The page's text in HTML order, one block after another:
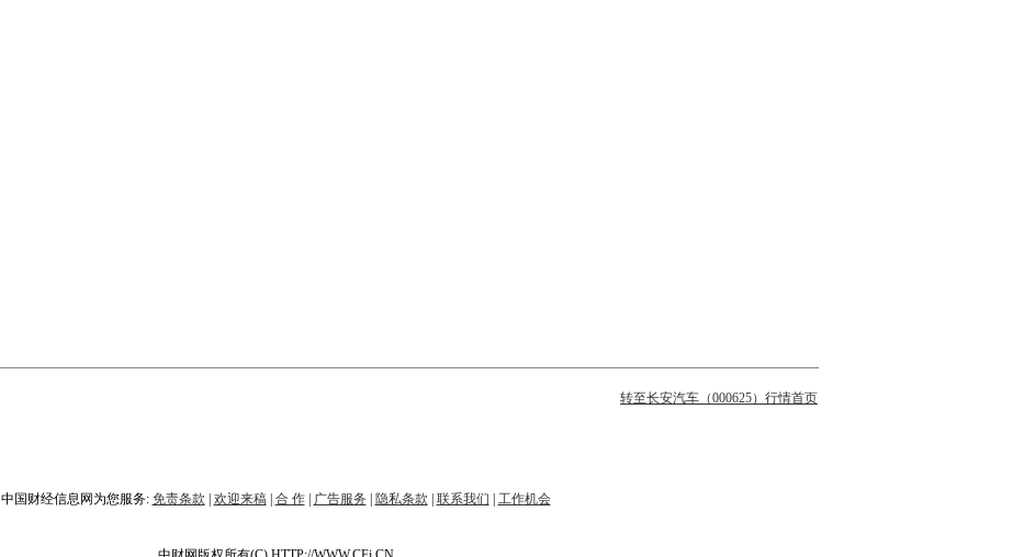
转至长安汽车（000625）行情首页
中国财经信息网为您服务: 免责条款 欢迎来稿| 合 作| 广告服务 隐私条款 联系我们 工作机会